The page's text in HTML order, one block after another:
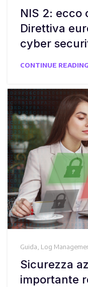
NIS 2: ecco
Direttiva
cyber
CONTINUE READING
Guida, Log
Sicurezza
importante